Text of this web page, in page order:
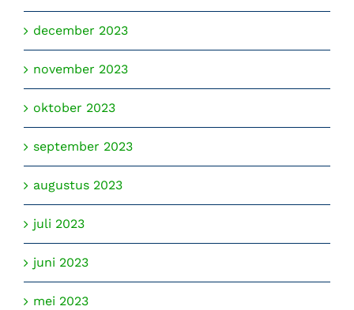
december 2023
november 2023
oktober 2023
september 2023
augustus 2023
juli 2023
juni 2023
mei 2023